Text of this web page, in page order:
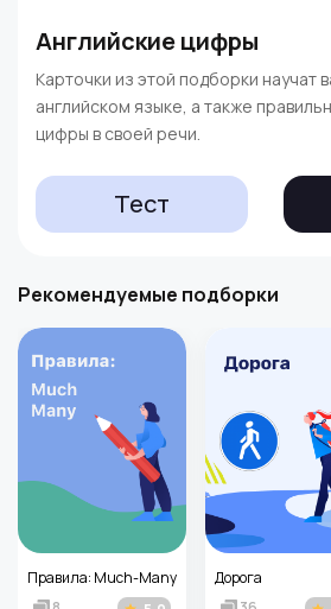
Английские цифры
Карточки из этой подборки научат
английском языке, а также
цифры в своей речи.
Тест
Рекомендуемые подборки
Правила: Much-Many
Дорога